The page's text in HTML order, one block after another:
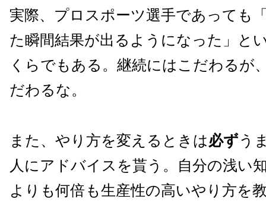
実際、プロスポーツ選手であっても
た瞬間結果が出るようになった」と
くらでもある。継続にはこだわるが
だわるな。
また、やり方を変えるときは必ずう
人にアドバイスを貰う。自分の浅い
よりも何倍も生産性の高いやり方を